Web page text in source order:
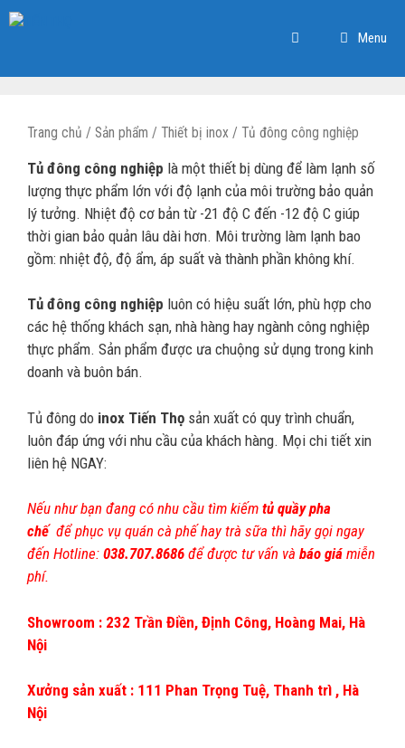
Chuyển
dung
Menu
Trang chủ / Sản phẩm / Thiết bị inox / Tủ đông công nghiệp
Tủ đông công nghiệp là một thiết bị dùng để làm lạnh số
lượng thực phẩm lớn với độ lạnh của môi trường bảo quản
lý tưởng. Nhiệt độ cơ bản từ -21 độ C đến -12 độ C giúp
thời gian bảo quản lâu dài hơn. Môi trường làm lạnh bao
gồm: nhiệt độ, độ ẩm, áp suất và thành phần không khí.
Tủ đông công nghiệp luôn có hiệu suất lớn, phù hợp cho
các hệ thống khách sạn, nhà hàng hay ngành công nghiệp
thực phẩm. Sản phẩm được ưa chuộng sử dụng trong kinh
doanh và buôn bán.
Tủ đông do inox Tiến Thọ sản xuất có quy trình chuẩn,
luôn đáp ứng với nhu cầu của khách hàng. Mọi chi tiết xin
liên hệ NGAY:
Nếu như bạn đang có nhu cầu tìm kiếm tủ quầy pha
chế để phục vụ quán cà phế hay trà sữa thì hãy gọi ngay
đến Hotline: 038.707.8686 để được tư vấn và báo giá miễn
phí.
Showroom : 232 Trần Điền, Định Công, Hoàng Mai, Hà
Nội
Xưởng sản xuất : 111 Phan Trọng Tuệ, Thanh trì , Hà
Nội